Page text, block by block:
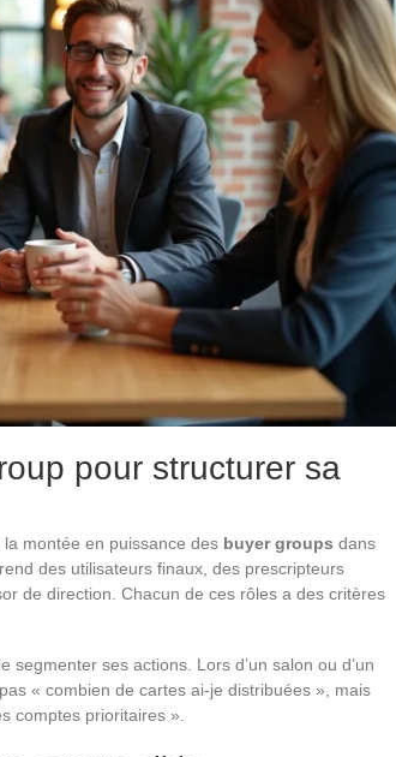
pour structurer sa
montée en puissance des buyer groups dans
des utilisateurs finaux, des prescripteurs
de direction. Chacun de ces rôles a des critères
ses actions. Lors d’un salon ou d’un
« combien de cartes ai-je distribuées », mais
comptes prioritaires ».